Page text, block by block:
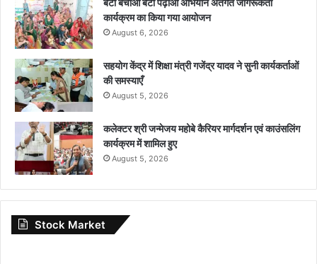
कार्यक्रम का किया गया आयोजन
August 6, 2026
सहयोग केंद्र में शिक्षा मंत्री गजेंद्र यादव ने सुनी कार्यकर्ताओं
की समस्याएँ
August 5, 2026
कलेक्टर श्री जन्मेजय महोबे कैरियर मार्गदर्शन एवं काउंसलिंग
कार्यक्रम में शामिल हुए
August 5, 2026
Stock Market